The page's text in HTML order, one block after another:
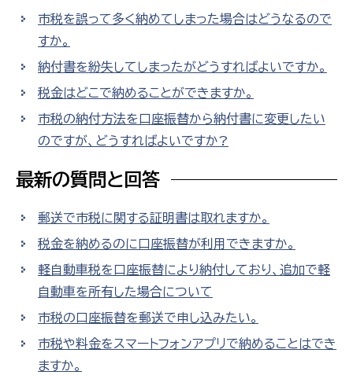
市税を誤って多く納めてしまった場合はどうなるので
すか。
納付書を紛失してしまったがどうすればよいですか。
税金はどこで納めることができますか。
市税の納付方法を口座振替から納付書に変更したい
のですが、どうすればよいですか?
最新の質問と回答
郵送で市税に関する証明書は取れますか。
税金を納めるのに口座振替が利用できますか。
軽自動車税を口座振替により納付しており、追加で軽
自動車を所有した場合について
市税の口座振替を郵送で申し込みたい。
市税や料金をスマートフォンアプリで納めることはでき
ますか。